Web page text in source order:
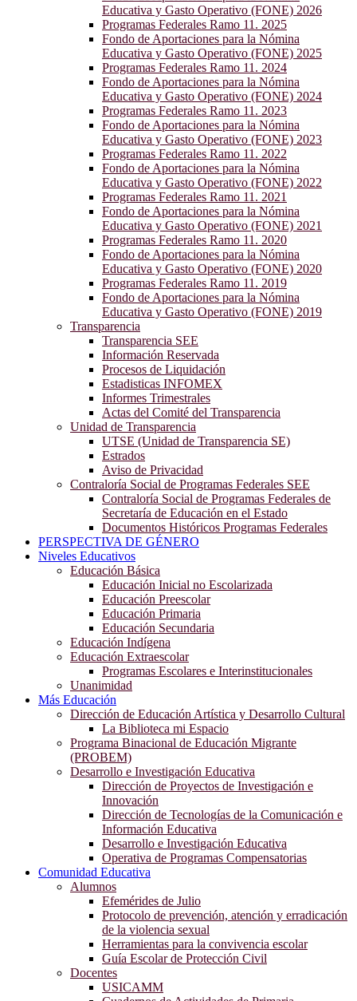
Educativa y Gasto Operativo (FONE) 2026
Programas Federales Ramo 11. 2025
Fondo de Aportaciones para la Nómina
Educativa y Gasto Operativo (FONE) 2025
Programas Federales Ramo 11. 2024
Fondo de Aportaciones para la Nómina
Educativa y Gasto Operativo (FONE) 2024
Programas Federales Ramo 11. 2023
Fondo de Aportaciones para la Nómina
Educativa y Gasto Operativo (FONE) 2023
Programas Federales Ramo 11. 2022
Fondo de Aportaciones para la Nómina
Educativa y Gasto Operativo (FONE) 2022
Programas Federales Ramo 11. 2021
Fondo de Aportaciones para la Nómina
Educativa y Gasto Operativo (FONE) 2021
Programas Federales Ramo 11. 2020
Fondo de Aportaciones para la Nómina
Educativa y Gasto Operativo (FONE) 2020
Programas Federales Ramo 11. 2019
Fondo de Aportaciones para la Nómina
Educativa y Gasto Operativo (FONE) 2019
Transparencia
Transparencia SEE
Información Reservada
Procesos de Liquidación
Estadisticas INFOMEX
Informes Trimestrales
Actas del Comité del Transparencia
Unidad de Transparencia
UTSE (Unidad de Transparencia SE)
Estrados
Aviso de Privacidad
Contraloría Social de Programas Federales SEE
Contraloría Social de Programas Federales de
Secretaría de Educación en el Estado
Documentos Históricos Programas Federales
PERSPECTIVA DE GÉNERO
Niveles Educativos
Educación Básica
Educación Inicial no Escolarizada
Educación Preescolar
Educación Primaria
Educación Secundaria
Educación Indígena
Educación Extraescolar
Programas Escolares e Interinstitucionales
Unanimidad
Más Educación
Dirección de Educación Artística y Desarrollo Cultural
La Biblioteca mi Espacio
Programa Binacional de Educación Migrante
(PROBEM)
Desarrollo e Investigación Educativa
Dirección de Proyectos de Investigación e
Innovación
Dirección de Tecnologías de la Comunicación e
Información Educativa
Desarrollo e Investigación Educativa
Operativa de Programas Compensatorias
Comunidad Educativa
Alumnos
Efemérides de Julio
Protocolo de prevención, atención y erradicación
de la violencia sexual
Herramientas para la convivencia escolar
Guía Escolar de Protección Civil
Docentes
USICAMM